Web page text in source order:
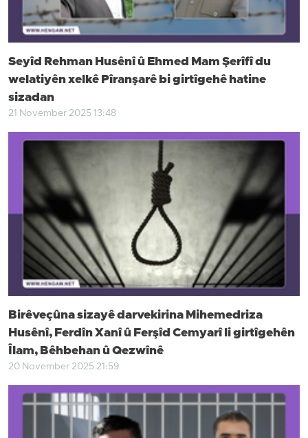
Seyîd Rehman Husênî û Ehmed Mam Şerîfî du
welatiyên xelkê Pîranşarê bi girtîgehê hatine
sizadan
21 November 2025 13:48
Birêveçûna sizayê darvekirina Mihemedriza
Husênî, Ferdîn Xanî û Ferşîd Cemyarî li girtîgehên
Îlam, Bêhbehan û Qezwînê
20 November 2025 21:59